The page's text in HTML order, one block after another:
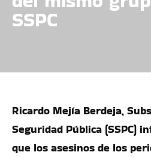
SSPC
Ricardo Mejía Berdeja,
Seguridad Pública (SSPC)
que los asesinos de los